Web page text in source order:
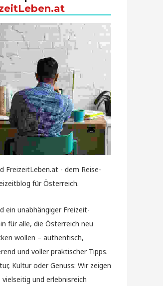
FreizeitLeben.at - dem Reise-
für Österreich.
ein unabhängiger Freizeit-
für alle, die Österreich neu
wollen – authentisch,
und voller praktischer Tipps.
Kultur oder Genuss: Wir zeigen
vielseitig und erlebnisreich